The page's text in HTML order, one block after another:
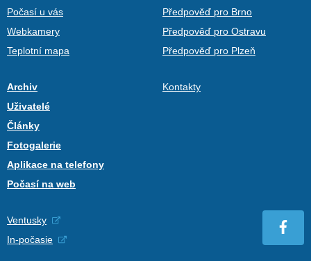
Počasí u vás
Webkamery
Teplotní mapa
Předpověď pro Brno
Předpověď pro Ostravu
Předpověď pro Plzeň
Archiv
Uživatelé
Články
Fotogalerie
Aplikace na telefony
Počasí na web
Kontakty
Ventusky
In-počasie